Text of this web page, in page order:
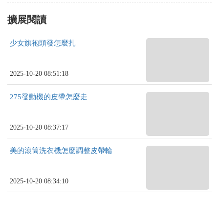
擴展閱讀
少女旗袍頭發怎麼扎
2025-10-20 08:51:18
275發動機的皮帶怎麼走
2025-10-20 08:37:17
美的滾筒洗衣機怎麼調整皮帶輪
2025-10-20 08:34:10